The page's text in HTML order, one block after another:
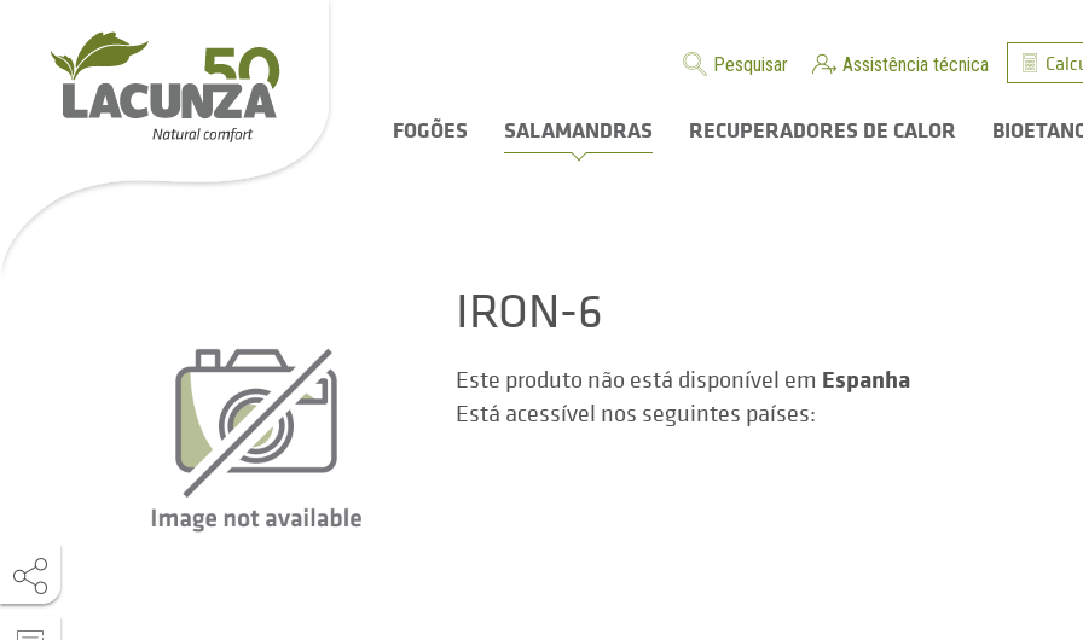
Pesquisar Assistência técnica
FOGÕES SALAMANDRAS RECUPERADORES DE CALOR
IRON-6
Este produto não está disponível em Espanha
Está acessível nos seguintes países: